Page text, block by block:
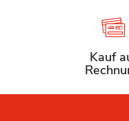
Kauf